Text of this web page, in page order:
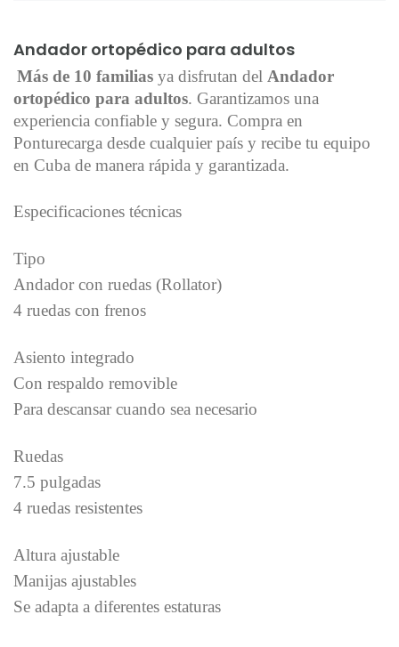
Andador ortopédico para adultos
Más de 10 familias ya disfrutan del Andador
ortopédico para adultos. Garantizamos una
experiencia confiable y segura. Compra en
Ponturecarga desde cualquier país y recibe tu equipo
en Cuba de manera rápida y garantizada.
Especificaciones técnicas
Tipo
Andador con ruedas (Rollator)
4 ruedas con frenos
Asiento integrado
Con respaldo removible
Para descansar cuando sea necesario
Ruedas
7.5 pulgadas
4 ruedas resistentes
Altura ajustable
Manijas ajustables
Se adapta a diferentes estaturas